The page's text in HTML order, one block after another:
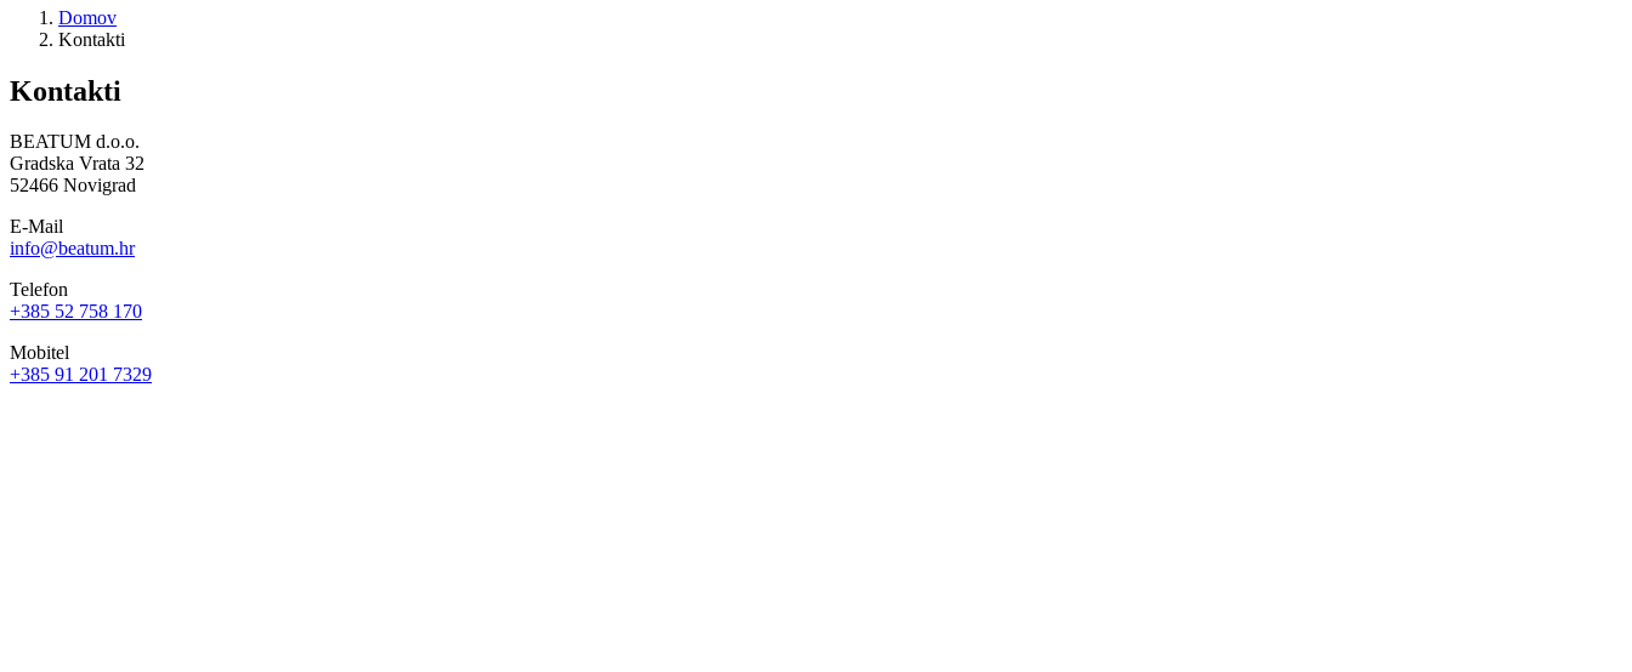
Domov
Kontakti
Kontakti
BEATUM d.o.o.
Gradska Vrata 32
52466 Novigrad
E-Mail
info@beatum.hr
Telefon
+385 52 758 170
Mobitel
+385 91 201 7329